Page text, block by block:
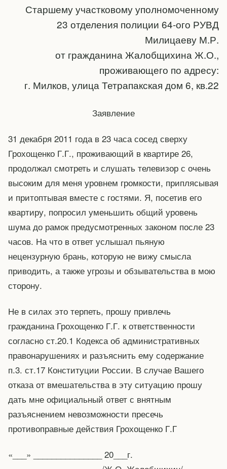
Старшему участковому уполномоченному
23 отделения полиции 64-ого РУВД
Милицаеву М.Р.
от гражданина Жалобщихина Ж.О.,
проживающего по адресу:
г. Милков, улица Тетрапакская дом 6, кв.22
Заявление
31 декабря 2011 года в 23 часа сосед сверху
Грохощенко Г.Г., проживающий в квартире 26,
продолжал смотреть и слушать телевизор с очень
высоким для меня уровнем громкости, приплясывая
и притоптывая вместе с гостями. Я, посетив его
квартиру, попросил уменьшить общий уровень
шума до рамок предусмотренных законом после 23
часов. На что в ответ услышал пьяную
нецензурную брань, которую не вижу смысла
приводить, а также угрозы и обзывательства в мою
сторону.
Не в силах это терпеть, прошу привлечь
гражданина Грохощенко Г.Г. к ответственности
согласно ст.20.1 Кодекса об административных
правонарушениях и разъяснить ему содержание
п.3. ст.17 Конституции России. В случае Вашего
отказа от вмешательства в эту ситуацию прошу
дать мне официальный ответ с внятным
разъяснением невозможности пресечь
противоправные действия Грохощенко Г.Г
«___» _______________ 20___г.